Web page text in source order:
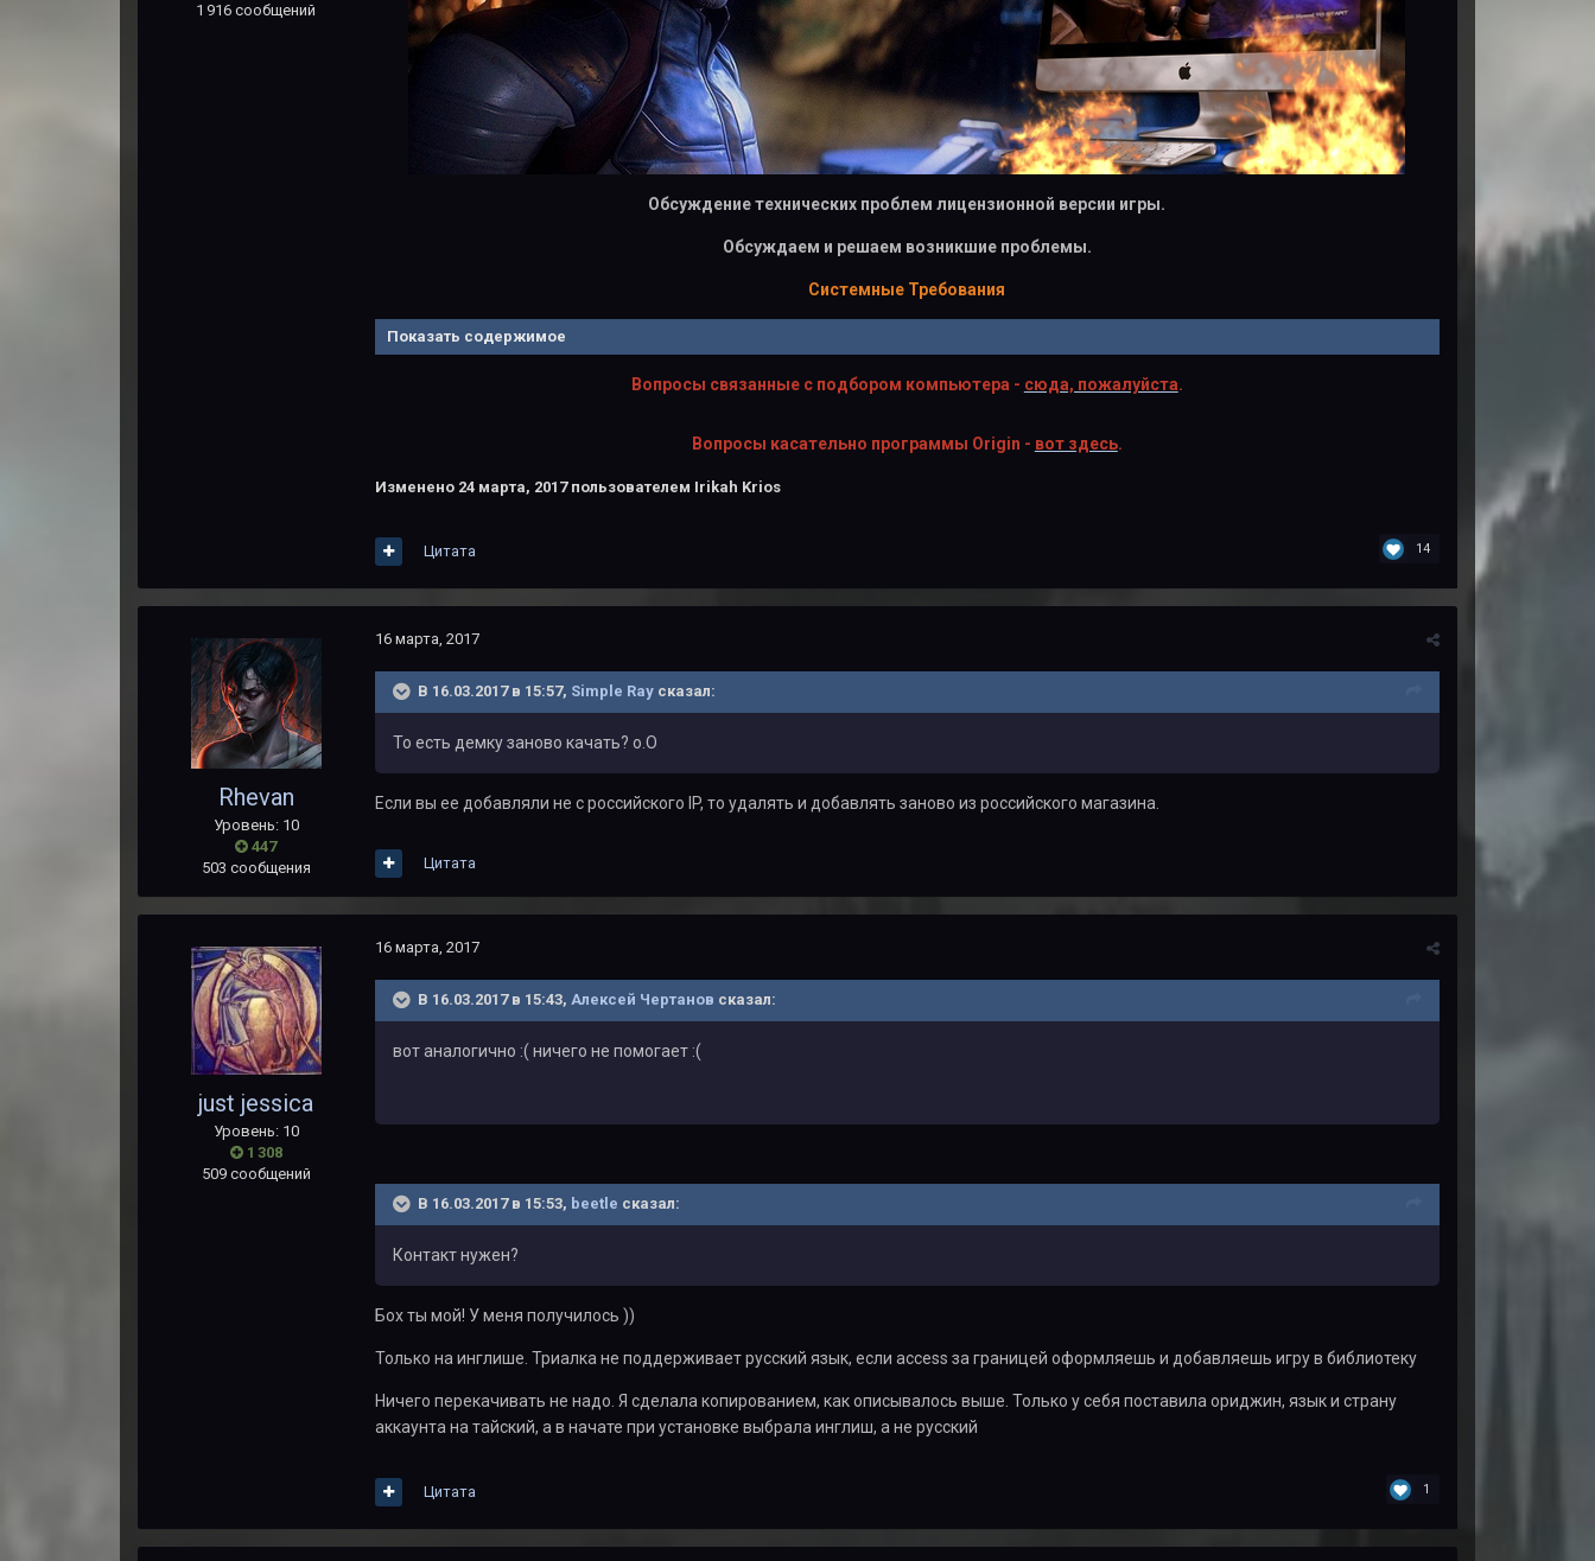
1 916 сообщений
Обсуждение технических проблем лицензионной версии игры.
Обсуждаем и решаем возникшие проблемы.
Системные Требования
Показать содержимое
Вопросы связанные с подбором компьютера - сюда, пожалуйста.
Вопросы касательно программы Origin - вот здесь.
Изменено 24 марта, 2017пользователем Irikah Krios
14
Цитата
Rhevan
Уровень: 10
447
503 сообщения
16 марта, 2017
В 16.03.2017 в 15:57, Simple Rayсказал:
То есть демку заново качать? o.O
Если вы ее добавляли не с российского IP, то удалять и добавлять заново из российского магазина.
Цитата
just jessica
Уровень: 10
1 308
509 сообщений
16 марта, 2017
В 16.03.2017 в 15:43, Алексей Чертанов сказал:
вот аналогично :( ничего не помогает :(
В 16.03.2017 в 15:53, beetle сказал:
Контакт нужен?
Бох ты мой! У меня получилось ))
Только на инглише. Триалка не поддерживает русский язык, если access за границей оформляешь и добавляешь игру в библиотеку
Ничего перекачивать не надо. Я сделала копированием, как описывалось выше. Только у себя поставила ориджин, язык и страну
аккаунта на тайский, а в начате при установке выбрала инглиш, а не русский
1
Цитата